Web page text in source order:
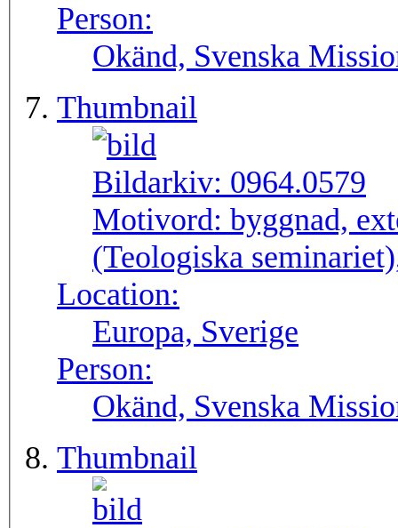
Person:
Okänd, Svenska
Thumbnail
Bildarkiv: 0964.0579
Motivord: byggnad,
(Teologiska
Location:
Europa, Sverige
Person:
Okänd, Svenska
Thumbnail